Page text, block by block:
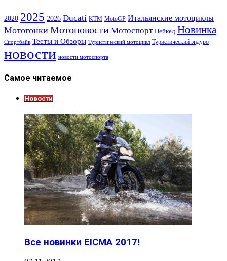
2020 2025 2026 Ducati KTM MotoGP Итальянские мотоциклы
Мотогонки Мотоновости Мотоспорт Нейкед Новинка
Спортбайк Тесты и Обзоры Туристический мотоцикл Туристический эндуро
новости новости мотоспорта
Самое читаемое
Новости
Все новинки EICMA 2017!